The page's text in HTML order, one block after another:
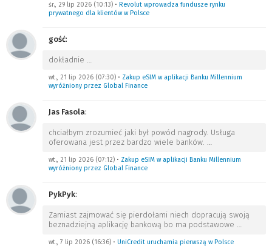
śr., 29 lip 2026 (10:13) • Revolut wprowadza fundusze rynku
prywatnego dla klientów w Polsce
gość:
dokładnie …
wt., 21 lip 2026 (07:30) • Zakup eSIM w aplikacji Banku Millennium
wyróżniony przez Global Finance
Jas Fasola:
chciałbym zrozumieć jaki był powód nagrody. Usługa
oferowana jest przez bardzo wiele banków. …
wt., 21 lip 2026 (07:12) • Zakup eSIM w aplikacji Banku Millennium
wyróżniony przez Global Finance
PykPyk:
Zamiast zajmować się pierdołami niech dopracują swoją
beznadziejną aplikację bankową bo ma podstawowe …
wt., 7 lip 2026 (16:36) • UniCredit uruchamia pierwszą w Polsce